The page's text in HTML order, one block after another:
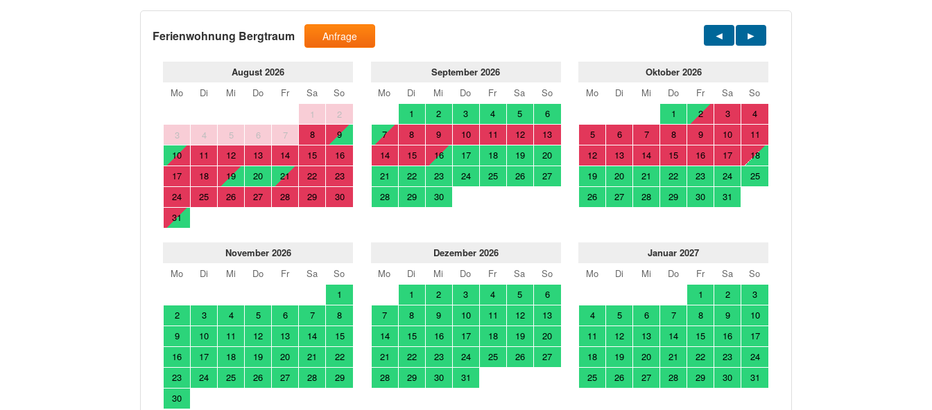
Ferienwohnung Bergtraum Anfrage
August 2026
Mo
Di Mi Do Fr Sa
So
1
2
3
4 5 6 7 8
9
10
11 12 13 14 15
16
17
18 19 20 21 22
23
24
25 26 27 28 29
30
31
September 2026
Mo
Di Mi Do Fr Sa
So
1
2 3 4 5
6
7
8 9 10 11 12
13
14
15 16 17 18 19
20
21
22 23 24 25 26
27
28
29 30
Oktober 2026
Mo
Di Mi Do Fr Sa
So
1
2 3
4
5
6 7 8 9 10
11
12
13 14 15 16 17
18
19
20 21 22 23 24
25
26
27 28 29 30 31
November 2026
Mo
Di Mi Do Fr Sa
So
1
2
3 4 5 6 7
8
9
10 11 12 13 14
15
16
17 18 19 20 21
22
23
24 25 26 27 28
29
30
Dezember 2026
Mo
Di Mi Do Fr Sa
So
1
2 3 4 5
6
7
8 9 10 11 12
13
14
15 16 17 18 19
20
21
22 23 24 25 26
27
28
29 30 31
Januar 2027
Mo
Di Mi Do Fr Sa
So
1
2
3
4
5 6 7 8 9
10
11
12 13 14 15 16
17
18
19 20 21 22 23
24
25
26 27 28 29 30 31